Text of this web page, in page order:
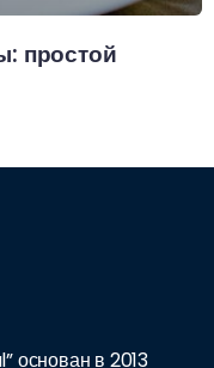
простой
основан в 2013